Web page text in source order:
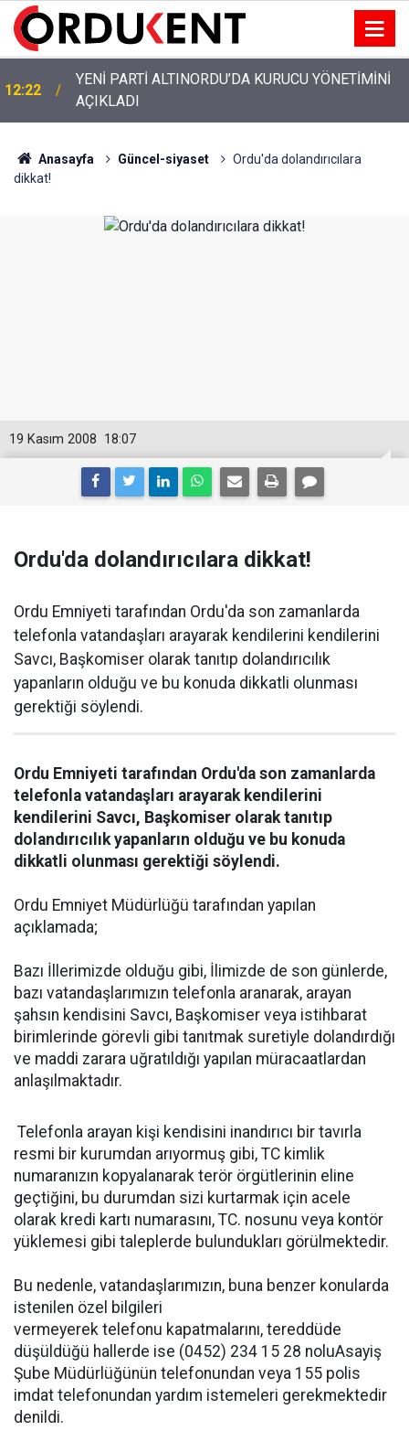
12:22
YENİ PARTİ ALTINORDU’DA KURUCU YÖNETİMİNİ
AÇIKLADI
Anasayfa Güncel-siyaset
Ordu'da dolandırıcılara
dikkat!
18:07
19 Kasım 2008
Ordu'da dolandırıcılara dikkat!
Ordu Emniyeti tarafından Ordu'da son zamanlarda
telefonla vatandaşları arayarak kendilerini kendilerini
Savcı, Başkomiser olarak tanıtıp dolandırıcılık
yapanların olduğu ve bu konuda dikkatli olunması
gerektiği söylendi.
Ordu Emniyeti tarafından Ordu'da son zamanlarda
telefonla vatandaşları arayarak kendilerini
kendilerini Savcı, Başkomiser olarak tanıtıp
dolandırıcılık yapanların olduğu ve bu konuda
dikkatli olunması gerektiği söylendi.
Ordu Emniyet Müdürlüğü tarafından yapılan
açıklamada;
Bazı İllerimizde olduğu gibi, İlimizde de son günlerde,
bazı vatandaşlarımızın telefonla aranarak, arayan
şahsın kendisini Savcı, Başkomiser veya istihbarat
birimlerinde görevli gibi tanıtmak suretiyle dolandırdığı
ve maddi zarara uğratıldığı yapılan müracaatlardan
anlaşılmaktadır.
Telefonla arayan kişi kendisini inandırıcı bir tavırla
resmi bir kurumdan arıyormuş gibi, TC kimlik
numaranızın kopyalanarak terör örgütlerinin eline
geçtiğini, bu durumdan sizi kurtarmak için acele
olarak kredi kartı numarasını, TC. nosunu veya kontör
yüklemesi gibi taleplerde bulundukları görülmektedir.
Bu nedenle, vatandaşlarımızın, buna benzer konularda
istenilen özel bilgileri
vermeyerek telefonu kapatmalarını, tereddüde
düşüldüğü hallerde ise (0452) 234 15 28 noluAsayiş
Şube Müdürlüğünün telefonundan veya 155 polis
imdat telefonundan yardım istemeleri gerekmektedir
denildi.